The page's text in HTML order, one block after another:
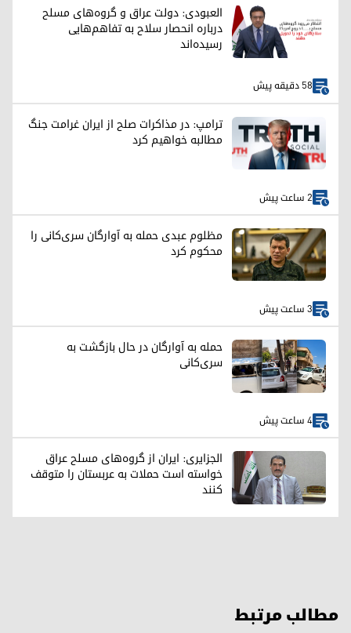
العبودی: دولت عراق و گروه‌های مسلح
درباره انحصار سلاح به تفاهم‌هایی
رسیده‌اند
58 دقیقه پیش
ترامپ: در مذاکرات صلح از ایران غرامت جنگ
مطالبه خواهیم کرد
2 ساعت پیش
مظلوم عبدی حمله به آوارگان سری‌کانی را
محکوم کرد
3 ساعت پیش
حمله به آوارگان در حال بازگشت به
سری‌کانی
4 ساعت پیش
الجزایری: ایران از گروه‌های مسلح عراق
خواسته است حملات به عربستان را متوقف
کنند
مطالب مرتبط